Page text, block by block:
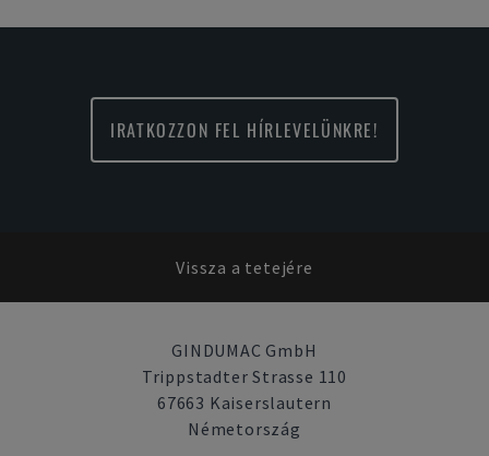
IRATKOZZON FEL HÍRLEVELÜNKRE!
Vissza a tetejére
GINDUMAC GmbH
Trippstadter Strasse 110
67663 Kaiserslautern
Németország